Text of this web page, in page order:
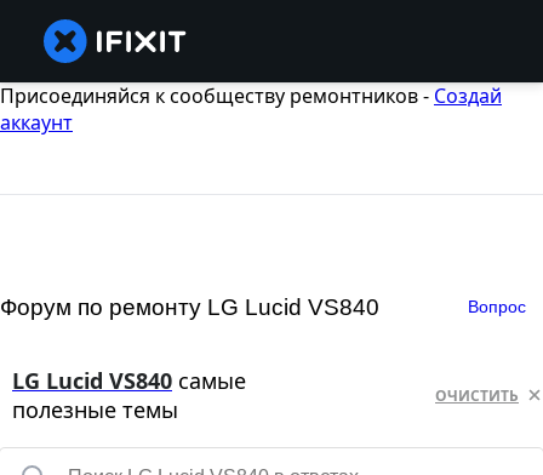
Присоединяйся к сообществу ремонтников - Создай
аккаунт
Форум по ремонту LG Lucid VS840 Вопрос
LG Lucid VS840 самые
полезные темы
ОЧИСТИТЬ